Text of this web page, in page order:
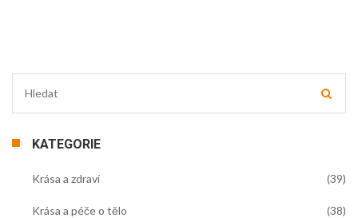
KATEGORIE
Krása a zdraví (39)
Krása a péče o tělo (38)